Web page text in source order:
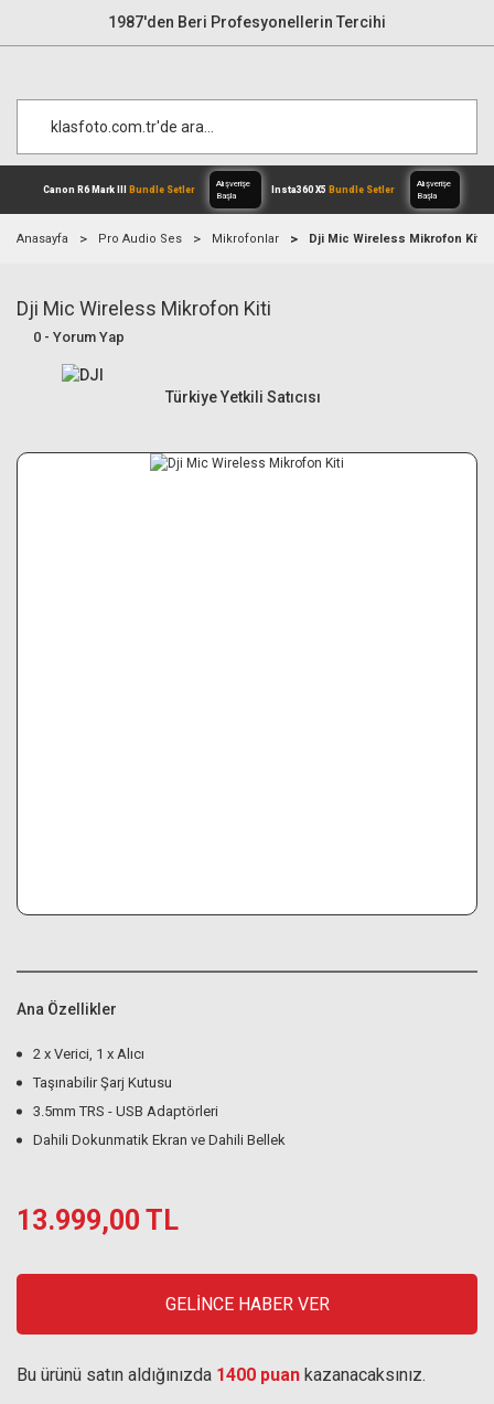
1987'den Beri Profesyonellerin Tercihi
Canon R6 Mark III Bundle Setler
Anasayfa Pro Audio Ses Mikrofonlar Dji Mic Wireless Mikrofon Kiti
Dji Mic Wireless Mikrofon Kiti
0 - Yorum Yap
Türkiye Yetkili Satıcısı
Ana Özellikler
2 x Verici, 1 x Alıcı
Taşınabilir Şarj Kutusu
3.5mm TRS - USB Adaptörleri
Dahili Dokunmatik Ekran ve Dahili Bellek
13.999,00 TL
GELİNCE HABER VER
Bu ürünü satın aldığınızda 1400 puan kazanacaksınız.